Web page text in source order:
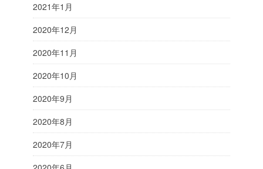
2021年1月
2020年12月
2020年11月
2020年10月
2020年9月
2020年8月
2020年7月